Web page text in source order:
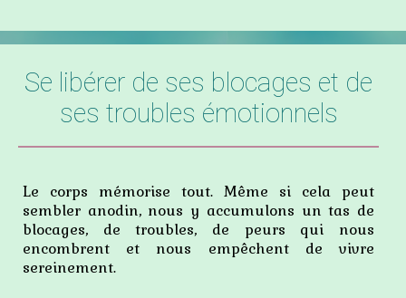
Se libérer de ses blocages et de
ses troubles émotionnels
Le corps mémorise tout. Même si cela peut
sembler anodin, nous y accumulons un tas de
blocages, de troubles, de peurs qui nous
encombrent et nous empêchent de vivre
sereinement.